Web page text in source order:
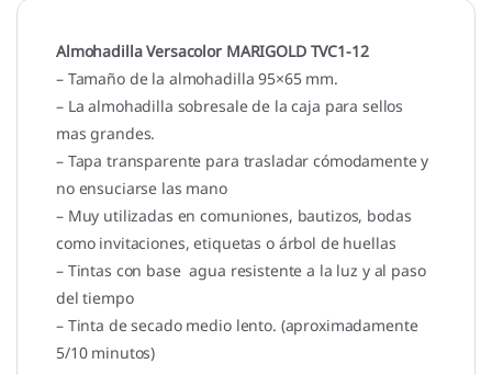
Almohadilla Versacolor MARIGOLD TVC1-12
– Tamaño de la almohadilla 95×65 mm.
– La almohadilla sobresale de la caja para sellos
mas grandes.
– Tapa transparente para trasladar cómodamente y
no ensuciarse las mano
– Muy utilizadas en comuniones, bautizos, bodas
como invitaciones, etiquetas o árbol de huellas
– Tintas con base agua resistente a la luz y al paso
del tiempo
– Tinta de secado medio lento. (aproximadamente
5/10 minutos)